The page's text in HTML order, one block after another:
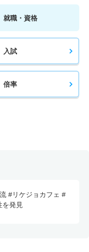
就職・資格
入試
倍率
#リケジョカフェ #
を発見